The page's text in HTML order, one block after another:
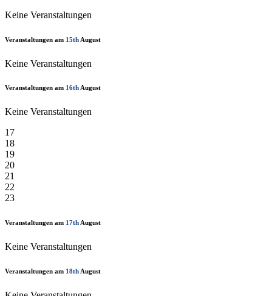
Keine Veranstaltungen
Veranstaltungen am 15th August
Keine Veranstaltungen
Veranstaltungen am 16thAugust
Keine Veranstaltungen
17
18
19
20
21
22
23
Veranstaltungen am 17thAugust
Keine Veranstaltungen
Veranstaltungen am 18th August